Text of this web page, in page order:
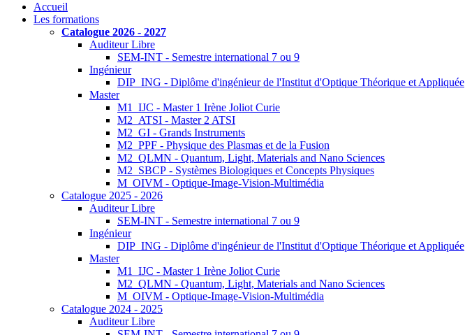
Accueil
Les formations
Catalogue 2026 - 2027
Auditeur Libre
SEM-INT - Semestre international 7 ou 9
Ingénieur
DIP_ING - Diplôme d'ingénieur de l'Institut d'Optique Théorique et Appliquée
Master
M1_IJC - Master 1 Irène Joliot Curie
M2_ATSI - Master 2 ATSI
M2_GI - Grands Instruments
M2_PPF - Physique des Plasmas et de la Fusion
M2_QLMN - Quantum, Light, Materials and Nano Sciences
M2_SBCP - Systèmes Biologiques et Concepts Physiques
M_OIVM - Optique-Image-Vision-Multimédia
Catalogue 2025 - 2026
Auditeur Libre
SEM-INT - Semestre international 7 ou 9
Ingénieur
DIP_ING - Diplôme d'ingénieur de l'Institut d'Optique Théorique et Appliquée
Master
M1_IJC - Master 1 Irène Joliot Curie
M2_QLMN - Quantum, Light, Materials and Nano Sciences
M_OIVM - Optique-Image-Vision-Multimédia
Catalogue 2024 - 2025
Auditeur Libre